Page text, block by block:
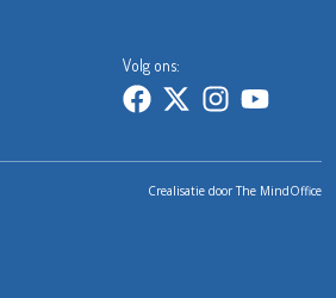
Volg ons:
Crealisatie doorThe MindOffice